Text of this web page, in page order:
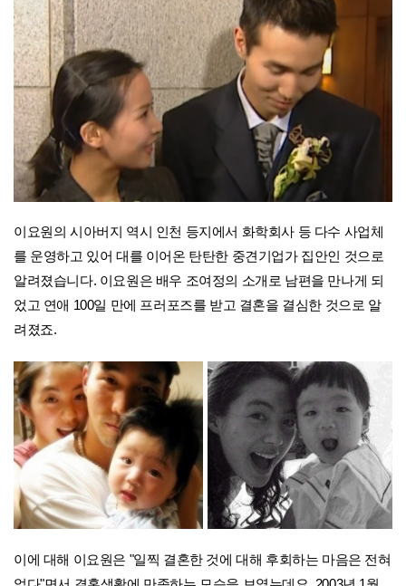
이요원의 시아버지 역시 인천 등지에서 화학회사 등 다수 사업체
를 운영하고 있어 대를 이어온 탄탄한 중견기업가 집안인 것으로
알려졌습니다. 이요원은 배우 조여정의 소개로 남편을 만나게 되
었고 연애 100일 만에 프러포즈를 받고 결혼을 결심한 것으로 알
려졌죠.
이에 대해 이요원은 "일찍 결혼한 것에 대해 후회하는 마음은 전혀